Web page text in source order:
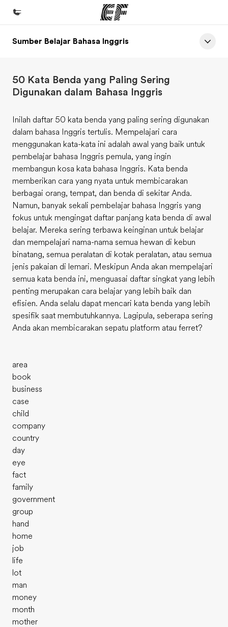
Beranda
Daftar program
Kantor dan sekolah
Tentang kami
Cerita kami
Karir
Bergabung dengan tim kami
Sumber Belajar Bahasa Inggris
50 Kata Benda yang Paling Sering
Digunakan dalam Bahasa Inggris
Inilah daftar 50 kata benda yang paling sering digunakan
dalam bahasa Inggris tertulis. Mempelajari cara
menggunakan kata-kata ini adalah awal yang baik untuk
pembelajar bahasa Inggris pemula, yang ingin
membangun kosa kata bahasa Inggris. Kata benda
memberikan cara yang nyata untuk membicarakan
berbagai orang, tempat, dan benda di sekitar Anda.
Namun, banyak sekali pembelajar bahasa Inggris yang
fokus untuk mengingat daftar panjang kata benda di awal
belajar. Mereka sering terbawa keinginan untuk belajar
dan mempelajari nama-nama semua hewan di kebun
binatang, semua peralatan di kotak peralatan, atau semua
jenis pakaian di lemari. Meskipun Anda akan mempelajari
semua kata benda ini, menguasai daftar singkat yang lebih
penting merupakan cara belajar yang lebih baik dan
efisien. Anda selalu dapat mencari kata benda yang lebih
spesifik saat membutuhkannya. Lagipula, seberapa sering
Anda akan membicarakan sepatu platform atau ferret?
area
book
business
case
child
company
country
day
eye
fact
family
government
group
hand
home
job
life
lot
man
money
month
mother